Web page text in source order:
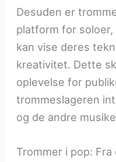
Desuden er
platform for
kan vise deres
kreativitet. Dette
oplevelse for
trommeslageren
og de andre
Trommer i pop: